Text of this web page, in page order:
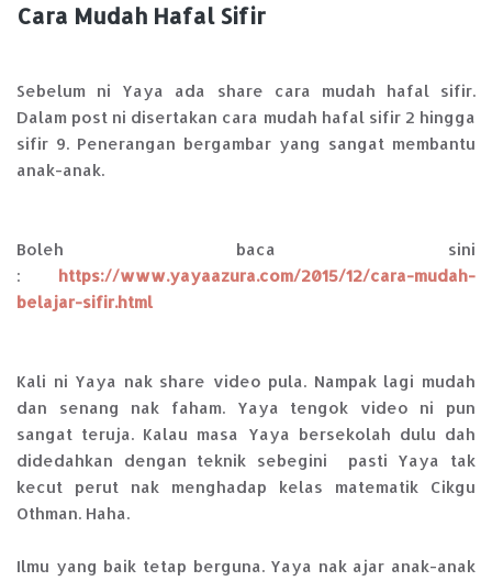
Cara Mudah Hafal Sifir
Sebelum ni Yaya ada share cara mudah hafal sifir.
Dalam post ni disertakan cara mudah hafal sifir 2 hingga
sifir 9. Penerangan bergambar yang sangat membantu
anak-anak.
Boleh baca sini
: https://www.yayaazura.com/2015/12/cara-mudah-
belajar-sifir.html
Kali ni Yaya nak share video pula. Nampak lagi mudah
dan senang nak faham. Yaya tengok video ni pun
sangat teruja. Kalau masa Yaya bersekolah dulu dah
didedahkan dengan teknik sebegini pasti Yaya tak
kecut perut nak menghadap kelas matematik Cikgu
Othman. Haha.
Ilmu yang baik tetap berguna. Yaya nak ajar anak-anak